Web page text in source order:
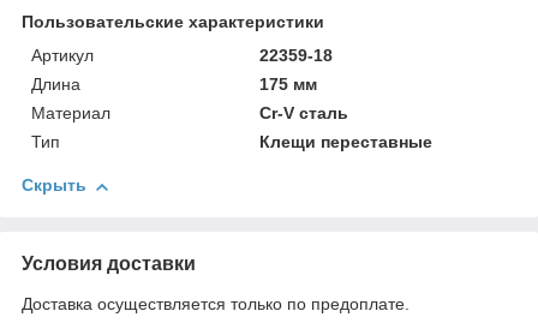
Пользовательские характеристики
Артикул
22359-18
Длина
175 мм
Материал
Cr-V сталь
Тип
Клещи переставные
Скрыть
Условия доставки
Доставка осуществляется только по предоплате.